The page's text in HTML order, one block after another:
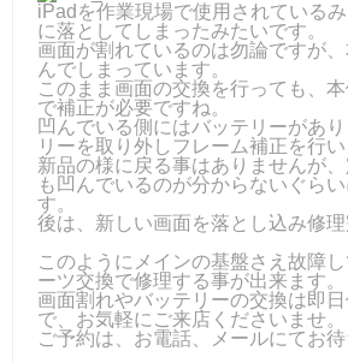
iPadを作業現場で使用されている
に落としてしまったみたいです。
画面が割れているのは勿論ですが
んでしまっています。
このまま画面の交換を行っても、
で補正が必要ですね。
凹んでいる側にはバッテリーがあ
リーを取り外しフレーム補正を行い
新品の様に戻る事はありませんが
も凹んでいるのが分からないぐら
す。
後は、新しい画面を落とし込み修理
このようにメインの基盤さえ故障
ーツ交換で修理する事が出来ます。
画面割れやバッテリーの交換は即
で、お気軽にご来店くださいませ。
ご予約は、お電話、メールにてお待